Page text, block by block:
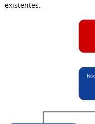
existentes.